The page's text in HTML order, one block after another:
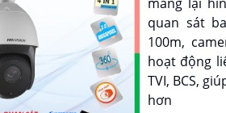
quan sát
100m,
hoạt động
TVI, BCS,
hơn